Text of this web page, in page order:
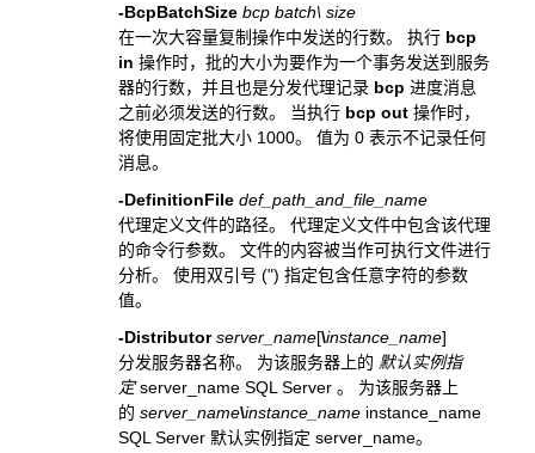
-BcpBatchSize bcp batch\ size
在一次大容量复制操作中发送的行数。 执行 bcp
in 操作时，批的大小为要作为一个事务发送到服务
器的行数，并且也是分发代理记录 bcp 进度消息
之前必须发送的行数。 当执行 bcp out 操作时，
将使用固定批大小 1000。 值为 0 表示不记录任何
消息。
-DefinitionFile def_path_and_file_name
代理定义文件的路径。 代理定义文件中包含该代理
的命令行参数。 文件的内容被当作可执行文件进行
分析。 使用双引号 (") 指定包含任意字符的参数
值。
-Distributor server_name[\instance_name]
分发服务器名称。 为该服务器上的 默认实例指
定server_name SQL Server 。 为该服务器上
的 server_name\instance_name instance_name
SQL Server 默认实例指定 server_name。